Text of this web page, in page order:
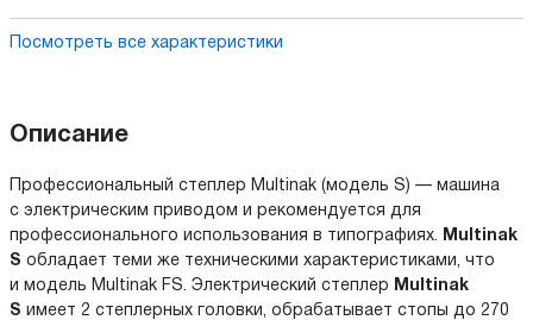
Посмотреть все характеристики
Описание
Профессиональный степлер Multinak (модель S) — машина
с электрическим приводом и рекомендуется для
профессионального использования в типографиях.
Multinak
S обладает теми же техническими характеристиками, что
и модель Multinak FS. Электрический степлер
Multinak
S имеет 2 степлерных головки, обрабатывает стопы до 270